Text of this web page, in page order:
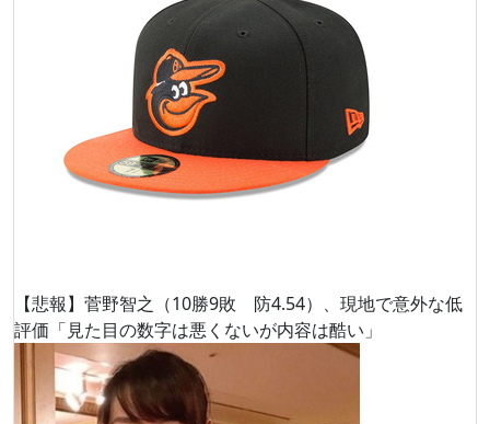
【悲報】菅野智之（10勝9敗 防4.54）、現地で意外な低
評価「見た目の数字は悪くないが内容は酷い」